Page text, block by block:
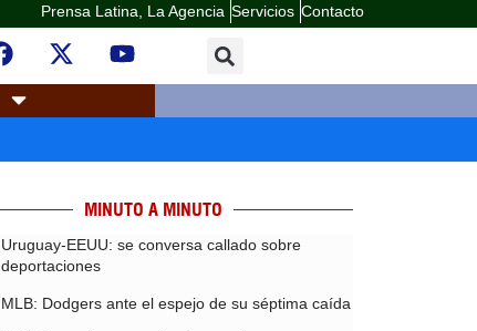
Prensa Latina, La Agencia Servicios Contacto
MINUTO A MINUTO
Uruguay-EEUU: se conversa callado sobre
deportaciones
MLB: Dodgers ante el espejo de su séptima caída